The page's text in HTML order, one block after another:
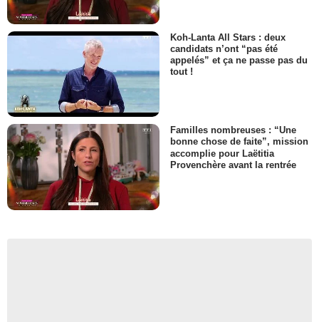
Koh-Lanta All Stars : deux
candidats n’ont “pas été
appelés” et ça ne passe pas du
tout !
Familles nombreuses : “Une
bonne chose de faite”, mission
accomplie pour Laëtitia
Provenchère avant la rentrée